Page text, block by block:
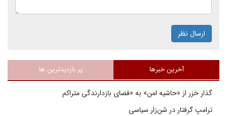
ارسال نظر
آخرین خبرها پر بازدیدترین ها
گذار خزر از «حاشیه امن» به «فضای بازدارندگی متراکم
ترامپ گرفتار در شن‌زار سیاسی